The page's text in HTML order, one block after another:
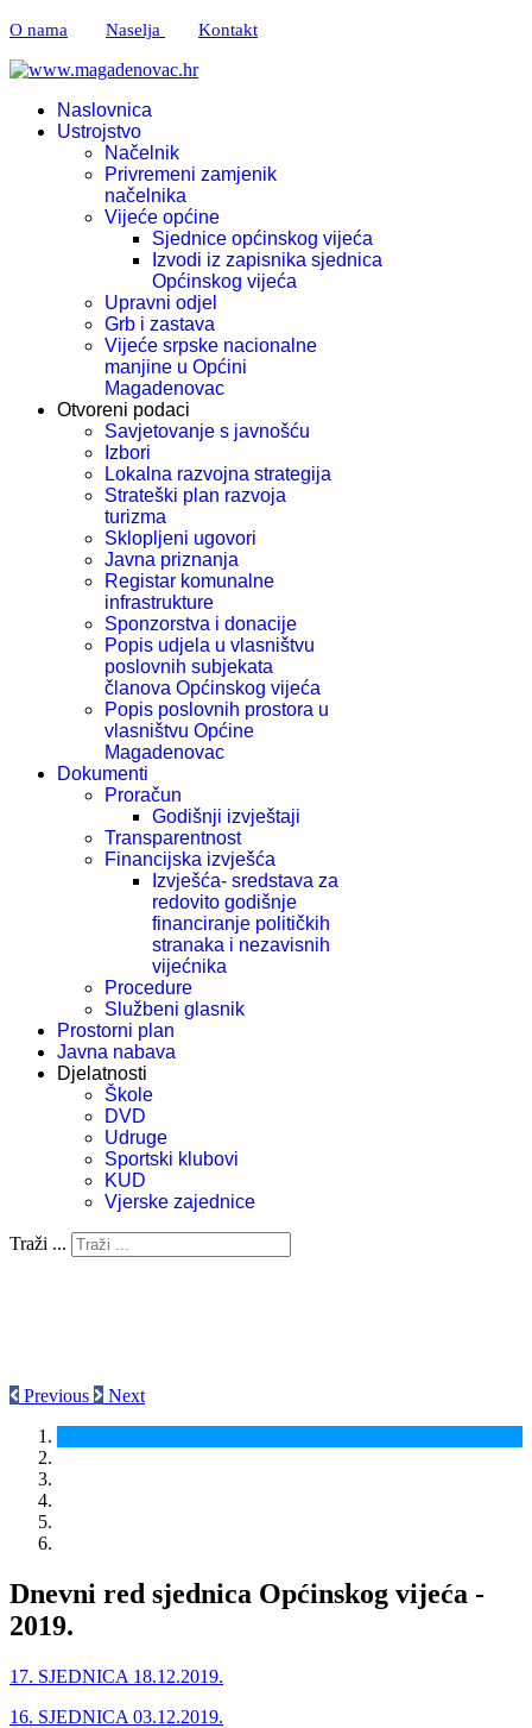
O nama Naselja Kontakt
Naslovnica
Ustrojstvo
Načelnik
Privremeni zamjenik
načelnika
Vijeće općine
Sjednice općinskog vijeća
Izvodi iz zapisnika sjednica
Općinskog vijeća
Upravni odjel
Grb i zastava
Vijeće srpske nacionalne
manjine u Općini
Magadenovac
Otvoreni podaci
Savjetovanje s javnošću
Izbori
Lokalna razvojna strategija
Strateški plan razvoja
turizma
Sklopljeni ugovori
Javna priznanja
Registar komunalne
infrastrukture
Sponzorstva i donacije
Popis udjela u vlasništvu
poslovnih subjekata
članova Općinskog vijeća
Popis poslovnih prostora u
vlasništvu Općine
Magadenovac
Dokumenti
Proračun
Godišnji izvještaji
Transparentnost
Financijska izvješća
Izvješća- sredstava za
redovito godišnje
financiranje političkih
stranaka i nezavisnih
vijećnika
Procedure
Službeni glasnik
Prostorni plan
Javna nabava
Djelatnosti
Škole
DVD
Udruge
Sportski klubovi
KUD
Vjerske zajednice
Traži ...
Previous Next
Dnevni red sjednica Općinskog vijeća -
2019.
17. SJEDNICA 18.12.2019.
16. SJEDNICA 03.12.2019.